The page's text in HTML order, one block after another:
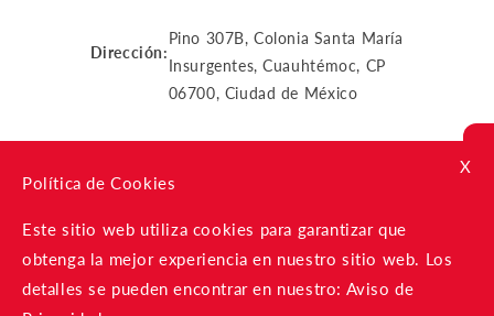
Política de Cookies
Este sitio web utiliza cookies para garantizar que
obtenga la mejor experiencia en nuestro sitio web. Los
detalles se pueden encontrar en nuestro: Aviso de
X
Dirección:
Pino 307B, Colonia Santa María
Insurgentes, Cuauhtémoc, CP
06700, Ciudad de México
VENTA ASISTIDA
Whatsapp
Lunes a Domingo de 11:00 a 20:00